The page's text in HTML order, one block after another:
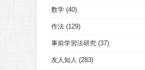
数学 (40)
作法 (129)
事前学習法研究 (37)
友人知人 (283)